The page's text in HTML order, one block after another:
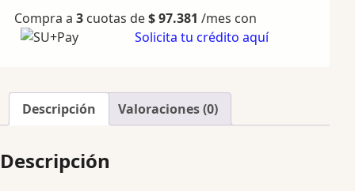
Compra a 3 cuotas de$97.381 /mes con
Solicita tu crédito aquí
Descripción Valoraciones (0)
Descripción